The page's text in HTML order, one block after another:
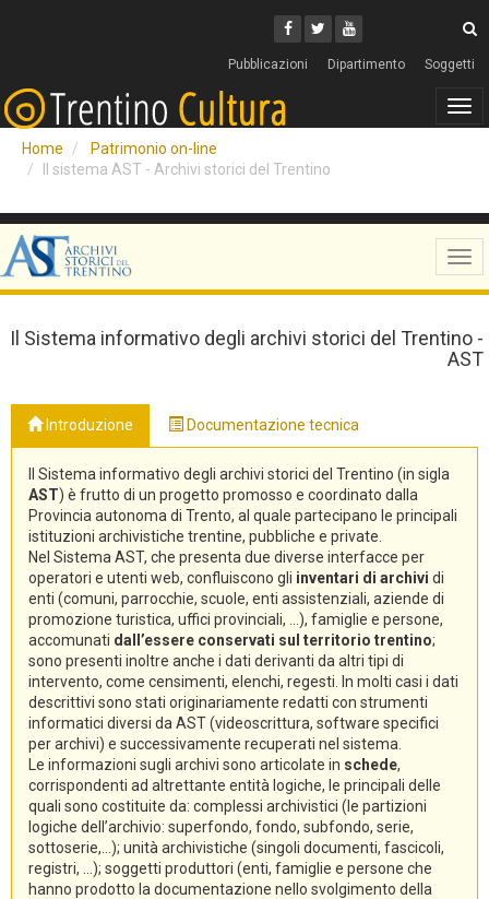
Facebook
Twitter
Youtube
Pubblicazioni Dipartimento Soggetti
Home
Patrimonio on-line
Il sistema AST - Archivi storici del Trentino
Il Sistema informativo degli archivi storici del Trentino -
AST
Introduzione Documentazione tecnica
Il Sistema informativo degli archivi storici del Trentino (in sigla
AST) è frutto di un progetto promosso e coordinato dalla
Provincia autonoma di Trento, al quale partecipano le principali
istituzioni archivistiche trentine, pubbliche e private.
Nel Sistema AST, che presenta due diverse interfacce per
operatori e utenti web, confluiscono gli inventari di archivi di
enti (comuni, parrocchie, scuole, enti assistenziali, aziende di
promozione turistica, uffici provinciali, ...), famiglie e persone,
accomunati dall’essere conservati sul territorio trentino;
sono presenti inoltre anche i dati derivanti da altri tipi di
intervento, come censimenti, elenchi, regesti. In molti casi i dati
descrittivi sono stati originariamente redatti con strumenti
informatici diversi da AST (videoscrittura, software specifici
per archivi) e successivamente recuperati nel sistema.
Le informazioni sugli archivi sono articolate in schede,
corrispondenti ad altrettante entità logiche, le principali delle
quali sono costituite da: complessi archivistici (le partizioni
logiche dell’archivio: superfondo, fondo, subfondo, serie,
sottoserie,...); unità archivistiche (singoli documenti, fascicoli,
registri, ...); soggetti produttori (enti, famiglie e persone che
hanno prodotto la documentazione nello svolgimento della